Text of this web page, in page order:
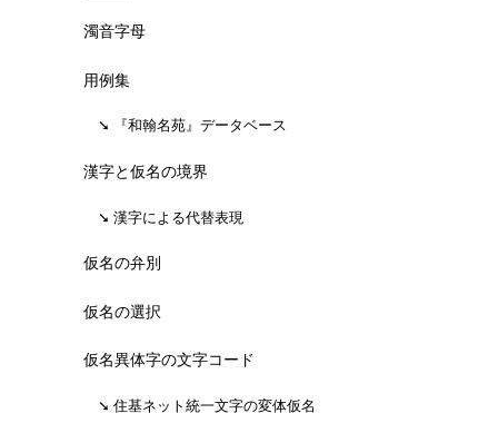
濁音字母
用例集
和翰名苑 データベース
漢字と仮名の境界
漢字による代替表現
仮名の弁別
仮名の選択
仮名異体字の文字コード
住基ネット統一文字の変体仮名